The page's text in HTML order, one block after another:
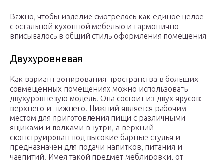
Важно, чтобы изделие смотрелось как единое целое
с остальной кухонной мебелью и гармонично
вписывалось в общий стиль оформления помещения
Двухуровневая
Как вариант зонирования пространства в больших
совмещенных помещениях можно использовать
двухуровневую модель. Она состоит из двух ярусов:
верхнего и нижнего. Нижний является рабочим
местом для приготовления пищи с различными
ящиками и полками внутри, а верхний
сконструирован под высокие барные стулья и
предназначен для подачи напитков, питания и
чаепитий. Имея такой предмет меблировки, от